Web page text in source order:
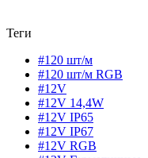
Теги
#120 шт/м
#120 шт/м RGB
#12V
#12V 14,4W
#12V IP65
#12V IP67
#12V RGB